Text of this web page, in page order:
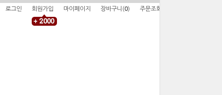
로그인 회원가입 마이페이지 장바구니(0) 주문조회